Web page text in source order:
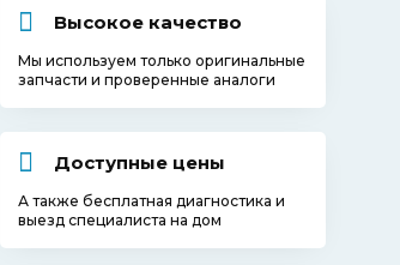
Высокое качество
Мы используем только оригинальные
запчасти и проверенные аналоги
Доступные цены
А также бесплатная диагностика и
выезд специалиста на дом